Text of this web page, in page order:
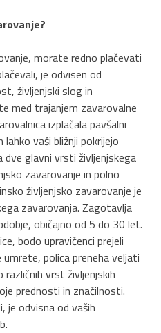
morate redno plačevati
je odvisen od
življenjski slog in
med trajanjem zavarovalne
izplačala pavšalni
lahko vaši bližnji pokrijejo
glavni vrsti življenjskega
zavarovanje in polno
življenjsko zavarovanje je
zavarovanja. Zagotavlja
običajno od 5 do 30 let.
bodo upravičenci prejeli
polica preneha veljati
različnih vrst življenjskih
prednosti in značilnosti.
je odvisna od vaših